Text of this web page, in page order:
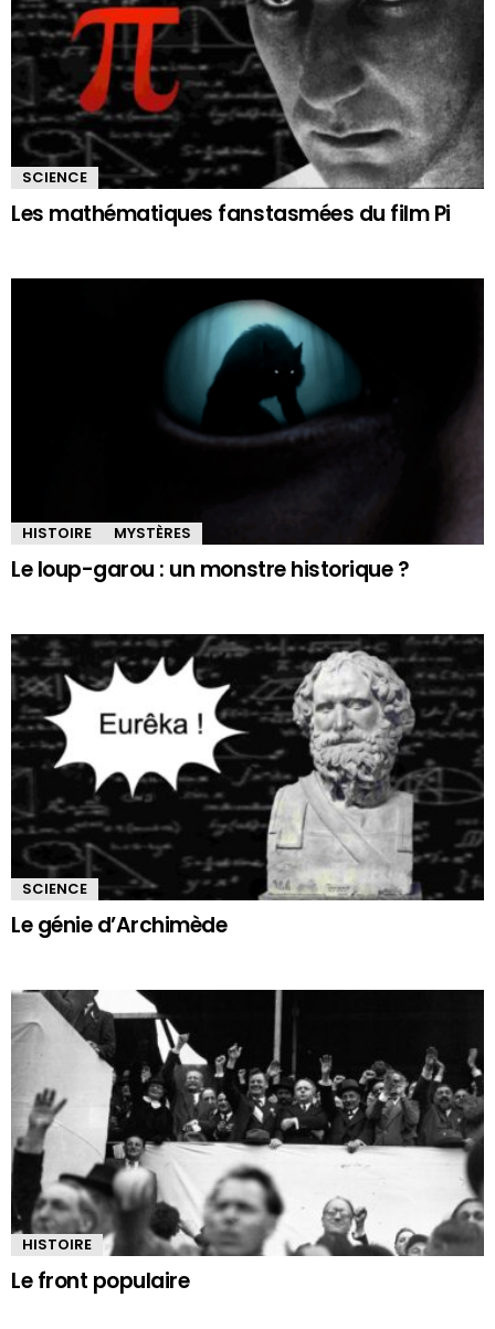
SCIENCE
Les mathématiques fanstasmées du film Pi
HISTOIRE MYSTÈRES
Le loup-garou : un monstre historique ?
SCIENCE
Le génie d’Archimède
HISTOIRE
Le front populaire